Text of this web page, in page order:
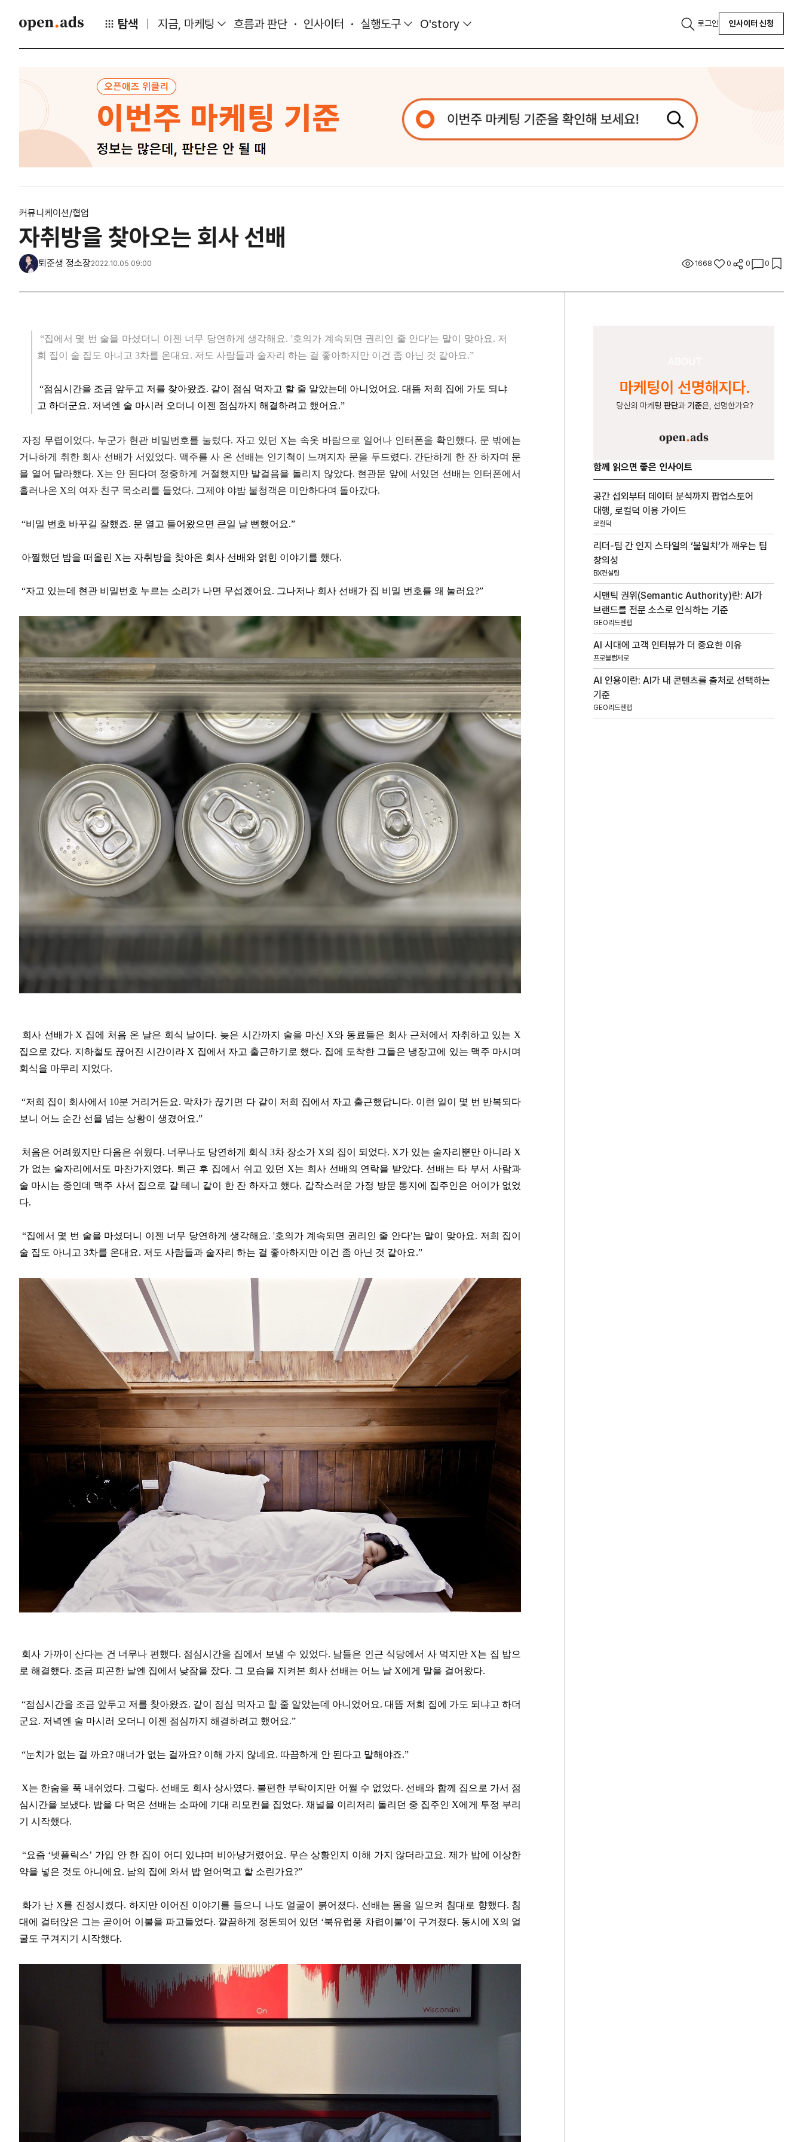
탐색 지금, 마케팅 흐름과 판단 인사이터 실행도구 O'story 로그인 인사이터 신청
커뮤니케이션/협업
자취방을 찾아오는 회사 선배
퇴준생 정소장2022.10.05 09:00 1668 0 0 0
“집에서 몇 번 술을 마셨더니 이젠 너무 당연하게 생각해요. '호의가 계속되면 권리인 줄 안다'는 말이 맞아요. 저
희 집이 술 집도 아니고 3차를 온대요. 저도 사람들과 술자리 하는 걸 좋아하지만 이건 좀 아닌 것 같아요.”
“점심시간을 조금 앞두고 저를 찾아왔죠. 같이 점심 먹자고 할 줄 알았는데 아니었어요. 대뜸 저희 집에 가도 되냐
고 하더군요. 저녁엔 술 마시러 오더니 이젠 점심까지 해결하려고 했어요.”
자정 무렵이었다. 누군가 현관 비밀번호를 눌렀다. 자고 있던 X는 속옷 바람으로 일어나 인터폰을 확인했다. 문 밖에는
거나하게 취한 회사 선배가 서있었다. 맥주를 사 온 선배는 인기척이 느껴지자 문을 두드렸다. 간단하게 한 잔 하자며 문
을 열어 달라했다. X는 안 된다며 정중하게 거절했지만 발걸음을 돌리지 않았다. 현관문 앞에 서있던 선배는 인터폰에서
흘러나온 X의 여자 친구 목소리를 들었다. 그제야 야밤 불청객은 미안하다며 돌아갔다.
“비밀 번호 바꾸길 잘했죠. 문 열고 들어왔으면 큰일 날 뻔했어요.”
아찔했던 밤을 떠올린 X는 자취방을 찾아온 회사 선배와 얽힌 이야기를 했다.
“자고 있는데 현관 비밀번호 누르는 소리가 나면 무섭겠어요. 그나저나 회사 선배가 집 비밀 번호를 왜 눌러요?”
회사 선배가 X 집에 처음 온 날은 회식 날이다. 늦은 시간까지 술을 마신 X와 동료들은 회사 근처에서 자취하고 있는 X
집으로 갔다. 지하철도 끊어진 시간이라 X 집에서 자고 출근하기로 했다. 집에 도착한 그들은 냉장고에 있는 맥주 마시며
회식을 마무리 지었다.
“저희 집이 회사에서 10분 거리거든요. 막차가 끊기면 다 같이 저희 집에서 자고 출근했답니다. 이런 일이 몇 번 반복되다
보니 어느 순간 선을 넘는 상황이 생겼어요.”
처음은 어려웠지만 다음은 쉬웠다. 너무나도 당연하게 회식 3차 장소가 X의 집이 되었다. X가 있는 술자리뿐만 아니라 X
가 없는 술자리에서도 마찬가지였다. 퇴근 후 집에서 쉬고 있던 X는 회사 선배의 연락을 받았다. 선배는 타 부서 사람과
술 마시는 중인데 맥주 사서 집으로 갈 테니 같이 한 잔 하자고 했다. 갑작스러운 가정 방문 통지에 집주인은 어이가 없었
다.
“집에서 몇 번 술을 마셨더니 이젠 너무 당연하게 생각해요. '호의가 계속되면 권리인 줄 안다'는 말이 맞아요. 저희 집이
술 집도 아니고 3차를 온대요. 저도 사람들과 술자리 하는 걸 좋아하지만 이건 좀 아닌 것 같아요.”
회사 가까이 산다는 건 너무나 편했다. 점심시간을 집에서 보낼 수 있었다. 남들은 인근 식당에서 사 먹지만 X는 집 밥으
로 해결했다. 조금 피곤한 날엔 집에서 낮잠을 잤다. 그 모습을 지켜본 회사 선배는 어느 날 X에게 말을 걸어왔다.
“점심시간을 조금 앞두고 저를 찾아왔죠. 같이 점심 먹자고 할 줄 알았는데 아니었어요. 대뜸 저희 집에 가도 되냐고 하더
군요. 저녁엔 술 마시러 오더니 이젠 점심까지 해결하려고 했어요.”
“눈치가 없는 걸 까요? 매너가 없는 걸까요? 이해 가지 않네요. 따끔하게 안 된다고 말해야죠.”
X는 한숨을 푹 내쉬었다. 그렇다. 선배도 회사 상사였다. 불편한 부탁이지만 어쩔 수 없었다. 선배와 함께 집으로 가서 점
심시간을 보냈다. 밥을 다 먹은 선배는 소파에 기대 리모컨을 집었다. 채널을 이리저리 돌리던 중 집주인 X에게 투정 부리
기 시작했다.
“요즘 ‘넷플릭스’ 가입 안 한 집이 어디 있냐며 비아냥거렸어요. 무슨 상황인지 이해 가지 않더라고요. 제가 밥에 이상한
약을 넣은 것도 아니에요. 남의 집에 와서 밥 얻어먹고 할 소린가요?”
화가 난 X를 진정시켰다. 하지만 이어진 이야기를 들으니 나도 얼굴이 붉어졌다. 선배는 몸을 일으켜 침대로 향했다. 침
대에 걸터앉은 그는 곧이어 이불을 파고들었다. 깔끔하게 정돈되어 있던 ‘북유럽풍 차렵이불’이 구겨졌다. 동시에 X의 얼
굴도 구겨지기 시작했다.
함께 읽으면 좋은 인사이트
공간 섭외부터 데이터 분석까지 팝업스토어
대행, 로컬덕 이용 가이드
로컬덕
리더-팀 간 인지 스타일의 ‘불일치’가 깨우는 팀
창의성
BX컨설팅
시맨틱 권위(Semantic Authority)란: AI가
브랜드를 전문 소스로 인식하는 기준
GEO리드젠랩
AI 시대에 고객 인터뷰가 더 중요한 이유
프로블럼제로
AI 인용이란: AI가 내 콘텐츠를 출처로 선택하는
기준
GEO리드젠랩